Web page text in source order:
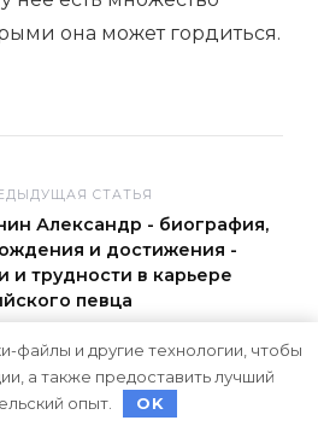
она может гордиться.
СТАТЬЯ
Александр - биография,
и достижения -
и трудности в карьере
певца
СТАТЬЯ
Катаева -
таланта,
файлы и другие технологии, чтобы
а также предоставить лучший
опыт.
OK